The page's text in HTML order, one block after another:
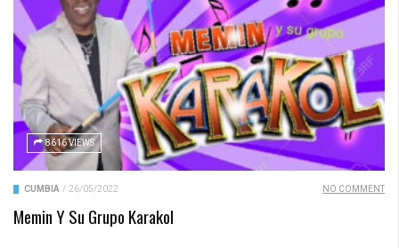
8616 VIEWS
CUMBIA / 26/05/2022 NO COMMENT
Memin Y Su Grupo Karakol